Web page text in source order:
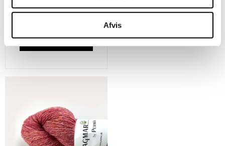
Afvis
99,00 DKK